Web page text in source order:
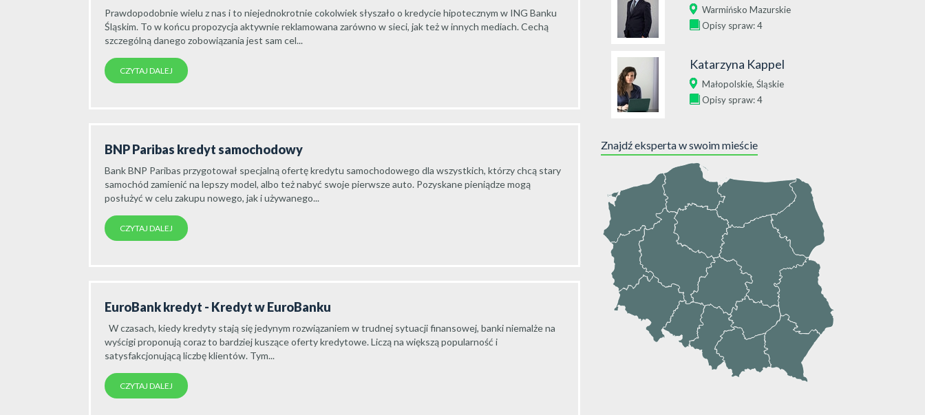
Prawdopodobnie wielu z nas i to niejednokrotnie cokolwiek słyszało o kredycie hipotecznym w ING Banku
Śląskim. To w końcu propozycja aktywnie reklamowana zarówno w sieci, jak też w innych mediach. Cechą
szczególną danego zobowiązania jest sam cel...
CZYTAJ DALEJ
BNP Paribas kredyt samochodowy
Bank BNP Paribas przygotował specjalną ofertę kredytu samochodowego dla wszystkich, którzy chcą stary
samochód zamienić na lepszy model, albo też nabyć swoje pierwsze auto. Pozyskane pieniądze mogą
posłużyć w celu zakupu nowego, jak i używanego...
CZYTAJ DALEJ
EuroBank kredyt - Kredyt w EuroBanku
W czasach, kiedy kredyty stają się jedynym rozwiązaniem w trudnej sytuacji finansowej, banki niemalże na
wyścigi proponują coraz to bardziej kuszące oferty kredytowe. Liczą na większą popularność i
satysfakcjonującą liczbę klientów. Tym...
CZYTAJ DALEJ
Warmińsko Mazurskie
Opisy spraw: 4
Katarzyna Kappel
Małopolskie, Śląskie
Opisy spraw: 4
Znajdź eksperta w swoim mieście